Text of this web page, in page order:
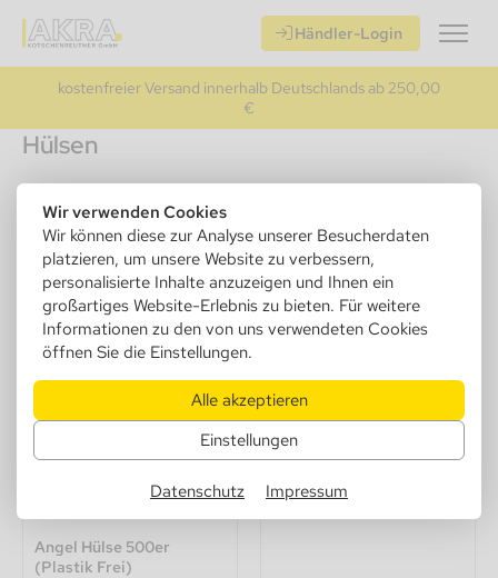
Wir verwenden Cookies
Wir können diese zur Analyse unserer Besucherdaten
platzieren, um unsere Website zu verbessern,
personalisierte Inhalte anzuzeigen und Ihnen ein
großartiges Website-Erlebnis zu bieten. Für weitere
Informationen zu den von uns verwendeten Cookies
öffnen Sie die Einstellungen.
Alle akzeptieren
Einstellungen
Datenschutz Impressum
Händler-Login
kostenfreier Versand innerhalb Deutschlands ab 250,00
€
Hülsen
Angel Hülse 500er
(Plastik Frei)
versch. Motive 12cm